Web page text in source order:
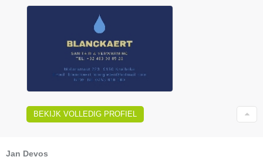
BEKIJK VOLLEDIG PROFIEL
Jan Devos